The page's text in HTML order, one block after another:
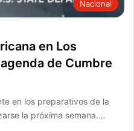
Nacional
en Los
de Cumbre
en los preparativos de la
la próxima semana.…